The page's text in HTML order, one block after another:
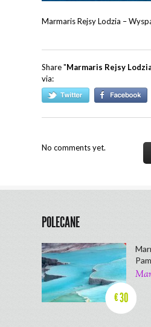
Marmaris Rejsy Lodzia –
Share "Marmaris Rejsy
via:
No comments yet.
POLECANE
€30